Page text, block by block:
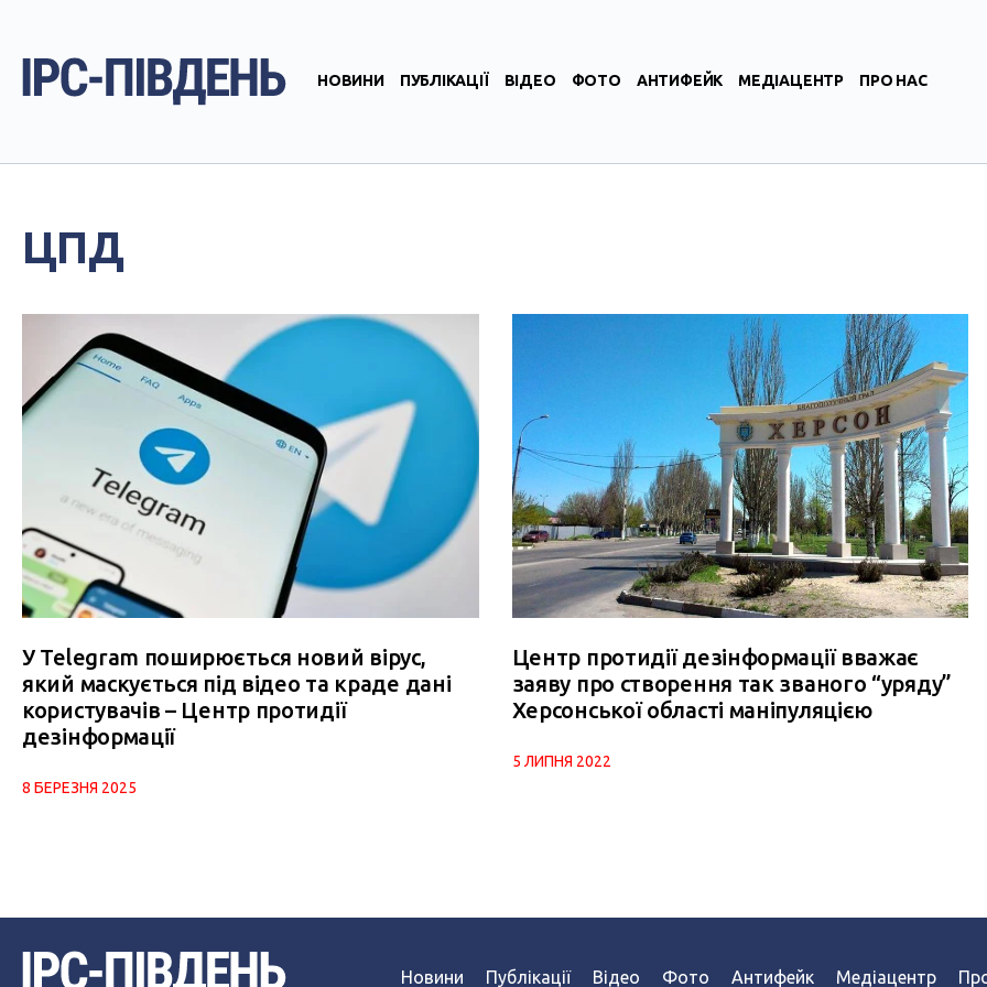
НОВИНИ ПУБЛІКАЦІЇ ВІДЕО ФОТО АНТИФЕЙК МЕДІАЦЕНТР ПРО НАС
ЦПД
У Telegram поширюється новий вірус,
який маскується під відео та краде дані
користувачів – Центр протидії
дезінформації
8 БЕРЕЗНЯ 2025
Центр протидії дезінформації вважає
заяву про створення так званого “уряду”
Херсонської області маніпуляцією
5 ЛИПНЯ 2022
Новини Публікації Відео Фото Антифейк Медіацентр